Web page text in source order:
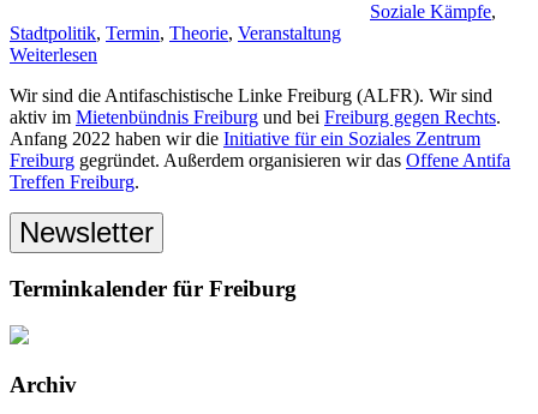
Soziale Kämpfe,
Stadtpolitik, Termin, Theorie, Veranstaltung
Weiterlesen
Wir sind die Antifaschistische Linke Freiburg (ALFR). Wir sind
aktiv im Mietenbündnis Freiburg und bei Freiburg gegen Rechts.
Anfang 2022 haben wir die Initiative für ein Soziales Zentrum
Freiburg gegründet. Außerdem organisieren wir das Offene Antifa
Treffen Freiburg.
Newsletter
Terminkalender für Freiburg
Archiv